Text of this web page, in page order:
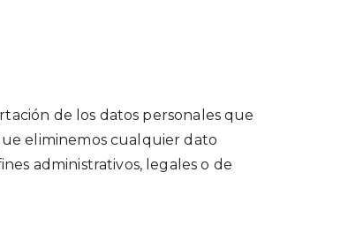
de los datos personales que
eliminemos cualquier dato
administrativos, legales o de